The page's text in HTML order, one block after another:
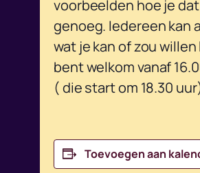
voorbeelden hoe je
genoeg. Iedereen kan
wat je kan of zou
bent welkom vanaf
( die start om 18.30
Toevoegen aan